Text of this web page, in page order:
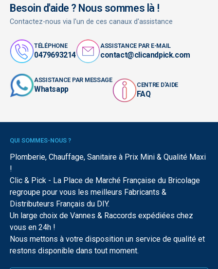
Besoin d'aide ? Nous sommes là !
Contactez-nous via l'un de ces canaux d'assistance
TÉLÉPHONE
0479693214
ASSISTANCE PAR E-MAIL
contact@clicandpick.com
ASSISTANCE PAR MESSAGE
Whatsapp CENTRE D'AIDE
FAQ
QUI SOMMES-NOUS ?
Plomberie, Chauffage, Sanitaire à Prix Mini & Qualité Maxi
!
Clic & Pick - La Place de Marché Française du Bricolage
regroupe pour vous les meilleurs Fabricants &
Distributeurs Français du DIY.
Un large choix de Vannes & Raccords expédiées chez
vous en 24h !
Nous mettons à votre disposition un service de qualité et
restons disponible dans tout moment.